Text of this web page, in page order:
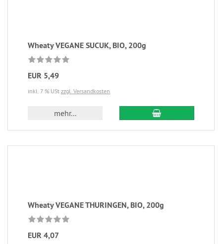
Wheaty VEGANE SUCUK, BIO, 200g
EUR 5,49
inkl. 7 % USt zzgl. Versandkosten
mehr...
Wheaty VEGANE THURINGEN, BIO, 200g
EUR 4,07